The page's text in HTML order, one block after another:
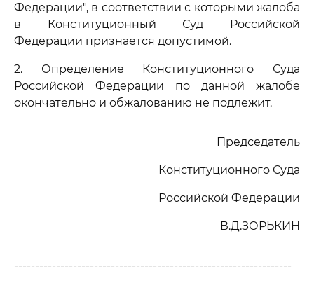
Федерации", в соответствии с которыми жалоба
в Конституционный Суд Российской
Федерации признается допустимой.
2. Определение Конституционного Суда
Российской Федерации по данной жалобе
окончательно и обжалованию не подлежит.
Председатель
Конституционного Суда
Российской Федерации
В.Д.ЗОРЬКИН
------------------------------------------------------------------